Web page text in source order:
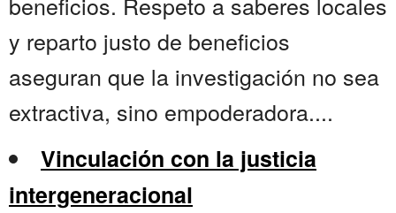
y reparto justo de beneficios
aseguran que la investigación no sea
extractiva, sino empoderadora....
Vinculación con la justicia
intergeneracional